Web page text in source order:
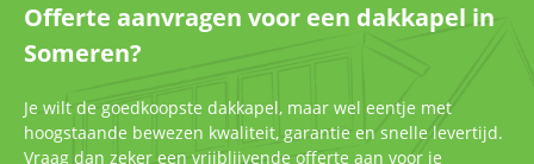
Offerte aanvragen voor een dakkapel in
Someren?
Je wilt de goedkoopste dakkapel, maar wel eentje met
hoogstaande bewezen kwaliteit, garantie en snelle levertijd.
Vraag dan zeker een vrijblijvende offerte aan voor je